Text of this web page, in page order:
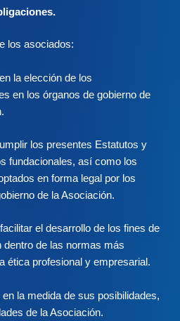
los asociados:
la elección de los
en los órganos de gobierno de
los presentes Estatutos y
fundacionales, así como los
en forma legal por los
de la Asociación.
el desarrollo de los fines de
dentro de las normas más
ética profesional y empresarial.
en la medida de sus posibilidades,
de la Asociación.